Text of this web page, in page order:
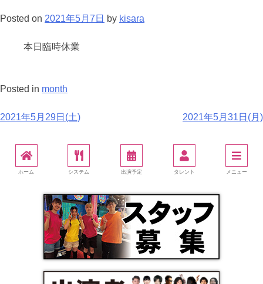
Posted on 2021年5月7日 by kisara
本日臨時休業
Posted in month
2021年5月29日(土) 2021年5月31日(月)
ホーム システム 出演予定 タレント メニュー